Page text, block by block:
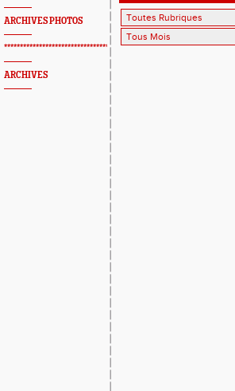
ARCHIVES PHOTOS
*************************************************
ARCHIVES